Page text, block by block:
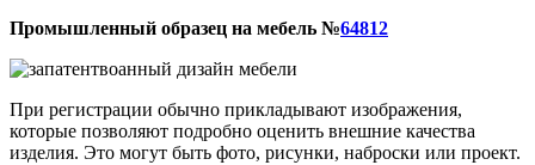
Промышленный образец на мебель №64812
При регистрации обычно прикладывают изображения,
которые позволяют подробно оценить внешние качества
изделия. Это могут быть фото, рисунки, наброски или проект.